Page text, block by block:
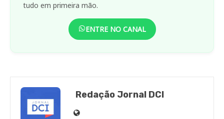
tudo em primeira mão.
ENTRE NO CANAL
Redação Jornal DCI
Site